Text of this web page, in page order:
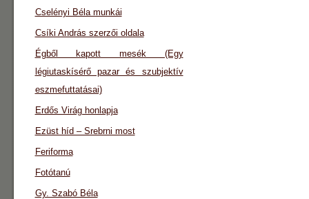
Cselényi Béla munkái
Csíki András szerzői oldala
Égből kapott mesék (Egy
légiutaskísérő pazar és szubjektív
eszmefuttatásai)
Erdős Virág honlapja
Ezüst híd – Srebrni most
Feriforma
Fotótanú
Gy. Szabó Béla